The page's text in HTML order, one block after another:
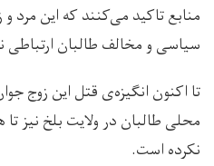
منابع تاکید می‌کنند که این مرد
سیاسی و مخالف طالبان ارتباطی
تا اکنون انگیزه‌ی قتل این زوج
محلی طالبان در ولایت بلخ نیز تا
نکرده‌ است.